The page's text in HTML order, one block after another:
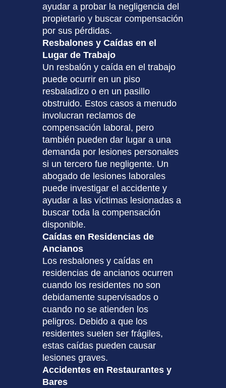
ayudar a probar la negligencia del
propietario y buscar compensación
por sus pérdidas.
Resbalones y Caídas en el
Lugar de Trabajo
Un resbalón y caída en el trabajo
puede ocurrir en un piso
resbaladizo o en un pasillo
obstruido. Estos casos a menudo
involucran reclamos de
compensación laboral, pero
también pueden dar lugar a una
demanda por lesiones personales
si un tercero fue negligente. Un
abogado de lesiones laborales
puede investigar el accidente y
ayudar a las víctimas lesionadas a
buscar toda la compensación
disponible.
Caídas en Residencias de
Ancianos
Los resbalones y caídas en
residencias de ancianos ocurren
cuando los residentes no son
debidamente supervisados o
cuando no se atienden los
peligros. Debido a que los
residentes suelen ser frágiles,
estas caídas pueden causar
lesiones graves.
Accidentes en Restaurantes y
Bares